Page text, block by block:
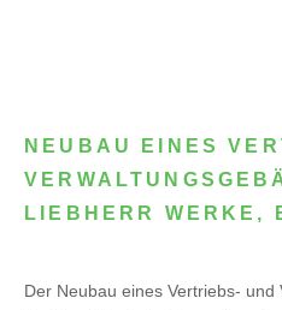
NEUBAU EINES
LIEBHERR WERKE,
Der Neubau eines Vertriebs-